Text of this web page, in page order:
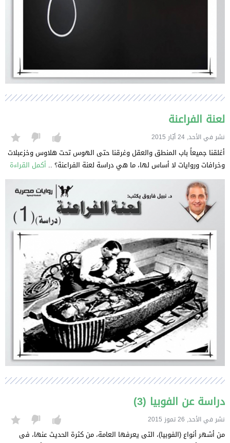
لعنة الفراعنة
نشر في الأحد, 24 أيّار 2015
أغلقنا جميعاً باب المنطق والعقل وغرقنا حتى الهوس تحت هلاوس وخزعبلات
وخرافات وروايات لا أساس لها، ما هي دراسة لعنة الفراعنة؟ .. أكمل القراءة
دراسة عن الفوبيا (3)
نشر في الأحد, 26 تموز 2015
من أشهر أنواع (الفوبيا)، التى يعرفها العامة، من كثرة الحديث عنها، فى